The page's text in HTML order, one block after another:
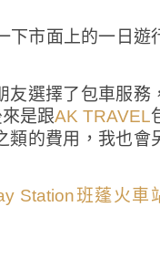
下市面上的一日遊
友選擇了包車服務
是跟AK TRAVEL
類的費用，我也會